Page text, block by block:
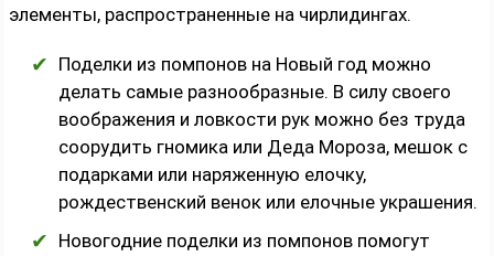
элементы, распространенные на чирлидингах.
Поделки из помпонов на Новый год можно
делать самые разнообразные. В силу своего
воображения и ловкости рук можно без труда
соорудить гномика или Деда Мороза, мешок с
подарками или наряженную елочку,
рождественский венок или елочные украшения.
Новогодние поделки из помпонов помогут